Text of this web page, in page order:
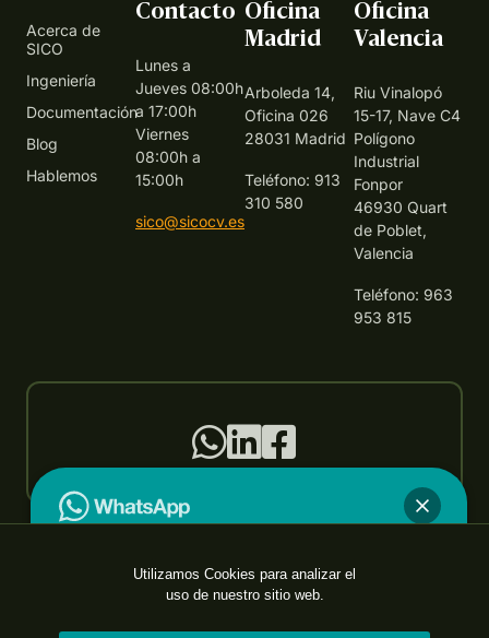
Acerca de
SICO
Ingeniería
Documentación
Blog
Hablemos
Contacto
Lunes a
Jueves 08:00h
a 17:00h
Viernes
08:00h a
15:00h
sico@sicocv.es
Oficina
Madrid
Arboleda 14,
Oficina 026
28031 Madrid
Teléfono: 913
310 580
Oficina
Valencia
Riu Vinalopó
15-17, Nave C4
Polígono
Industrial
Fonpor
46930 Quart
de Poblet,
Valencia
Teléfono: 963
953 815
SICO es control®
Aviso legal
Utilizamos Cookies para analizar el
uso de nuestro sitio web.
¿En qué podemos ayudarte?